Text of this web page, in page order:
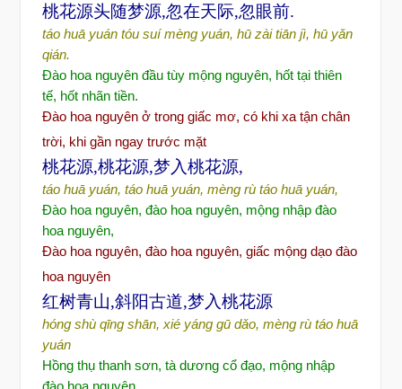
桃花源头随梦源,忽在天际,忽眼前.
táo huā yuán tóu suí mèng yuán, hū zài tiān jì, hū yǎn
qián.
Đào hoa nguyên đầu tùy mộng nguyên, hốt tại thiên
tế, hốt nhãn tiền.
Đào hoa nguyên ở trong giấc mơ, có khi xa tận chân
trời, khi gần ngay trước mặt
桃花源,桃花源,梦入桃花源,
táo huā yuán, táo huā yuán, mèng rù táo huā yuán,
Đào hoa nguyên, đào hoa nguyên, mộng nhập đào
hoa nguyên,
Đào hoa nguyên, đào hoa nguyên, giấc mộng dạo đào
hoa nguyên
红树青山,斜阳古道,梦入桃花源
hóng shù qīng shān, xié yáng gū dǎo, mèng rù táo huā
yuán
Hồng thụ thanh sơn, tà dương cổ đạo, mộng nhập
đào hoa nguyên